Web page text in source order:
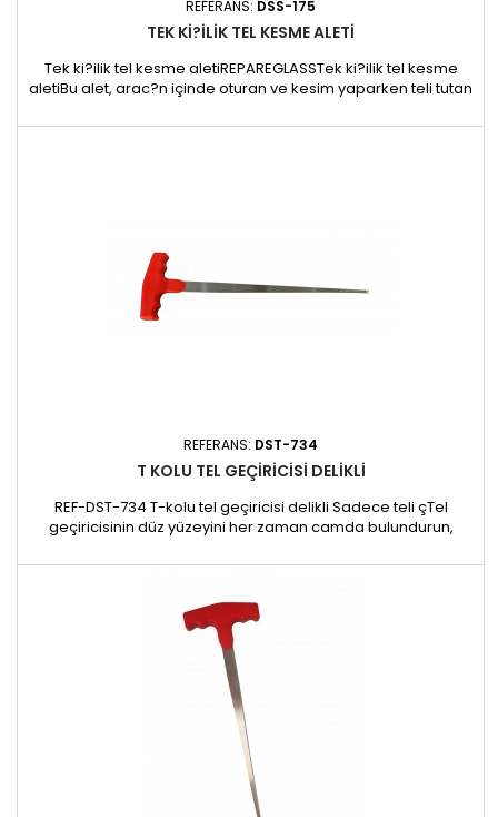
REFERANS: DSS-175
TEK KI?ILIK TEL KESME ALETI
Tek ki?ilik tel kesme aletiREPAREGLASSTek ki?ilik tel kesme
aletiBu alet, arac?n içinde oturan ve kesim yaparken teli tutan
ki?i gibi davranan biryay eklenmi?tir; Kesiminizi yapmak için
REFERANS: DST-734
T KOLU TEL GEÇIRICISI DELIKLI
REF-DST-734 T-kolu tel geçiricisi delikli Sadece teli çTel
geçiricisinin düz yüzeyini her zaman camda bulundurun,